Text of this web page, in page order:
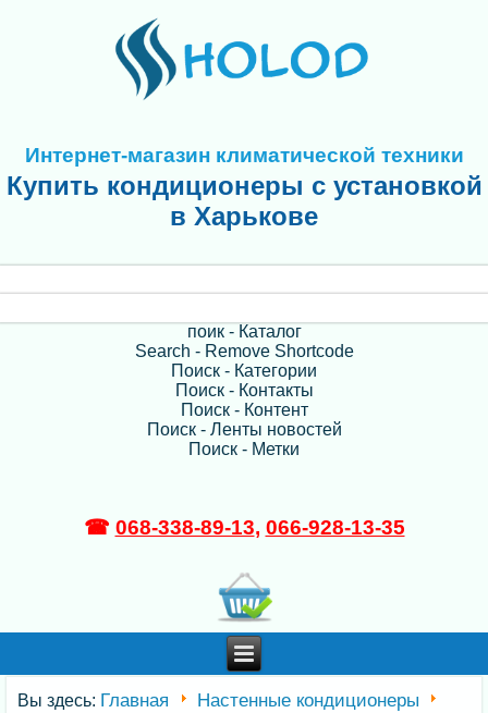
Интернет-магазин климатической техники
Купить кондиционеры с установкой
в Харькове
поик - Каталог
Search - Remove Shortcode
Поиск - Категории
Поиск - Контакты
Поиск - Контент
Поиск - Ленты новостей
Поиск - Метки
☎ 068-338-89-13, 066-928-13-35
Вы здесь: Главная
Настенные кондиционеры